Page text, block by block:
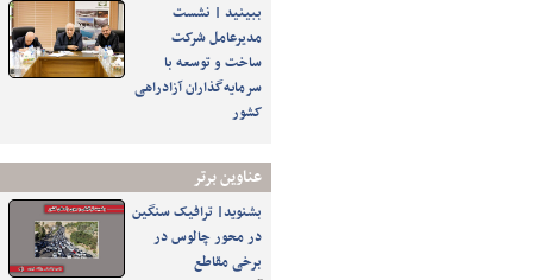
ببینید | نشست
مدیرعامل شرکت
ساخت و توسعه با
سرمایه‌گذاران آزادراهی
کشور
عناوین برتر
بشنوید| ترافیک سنگین
در محور چالوس در
برخی مقاطع